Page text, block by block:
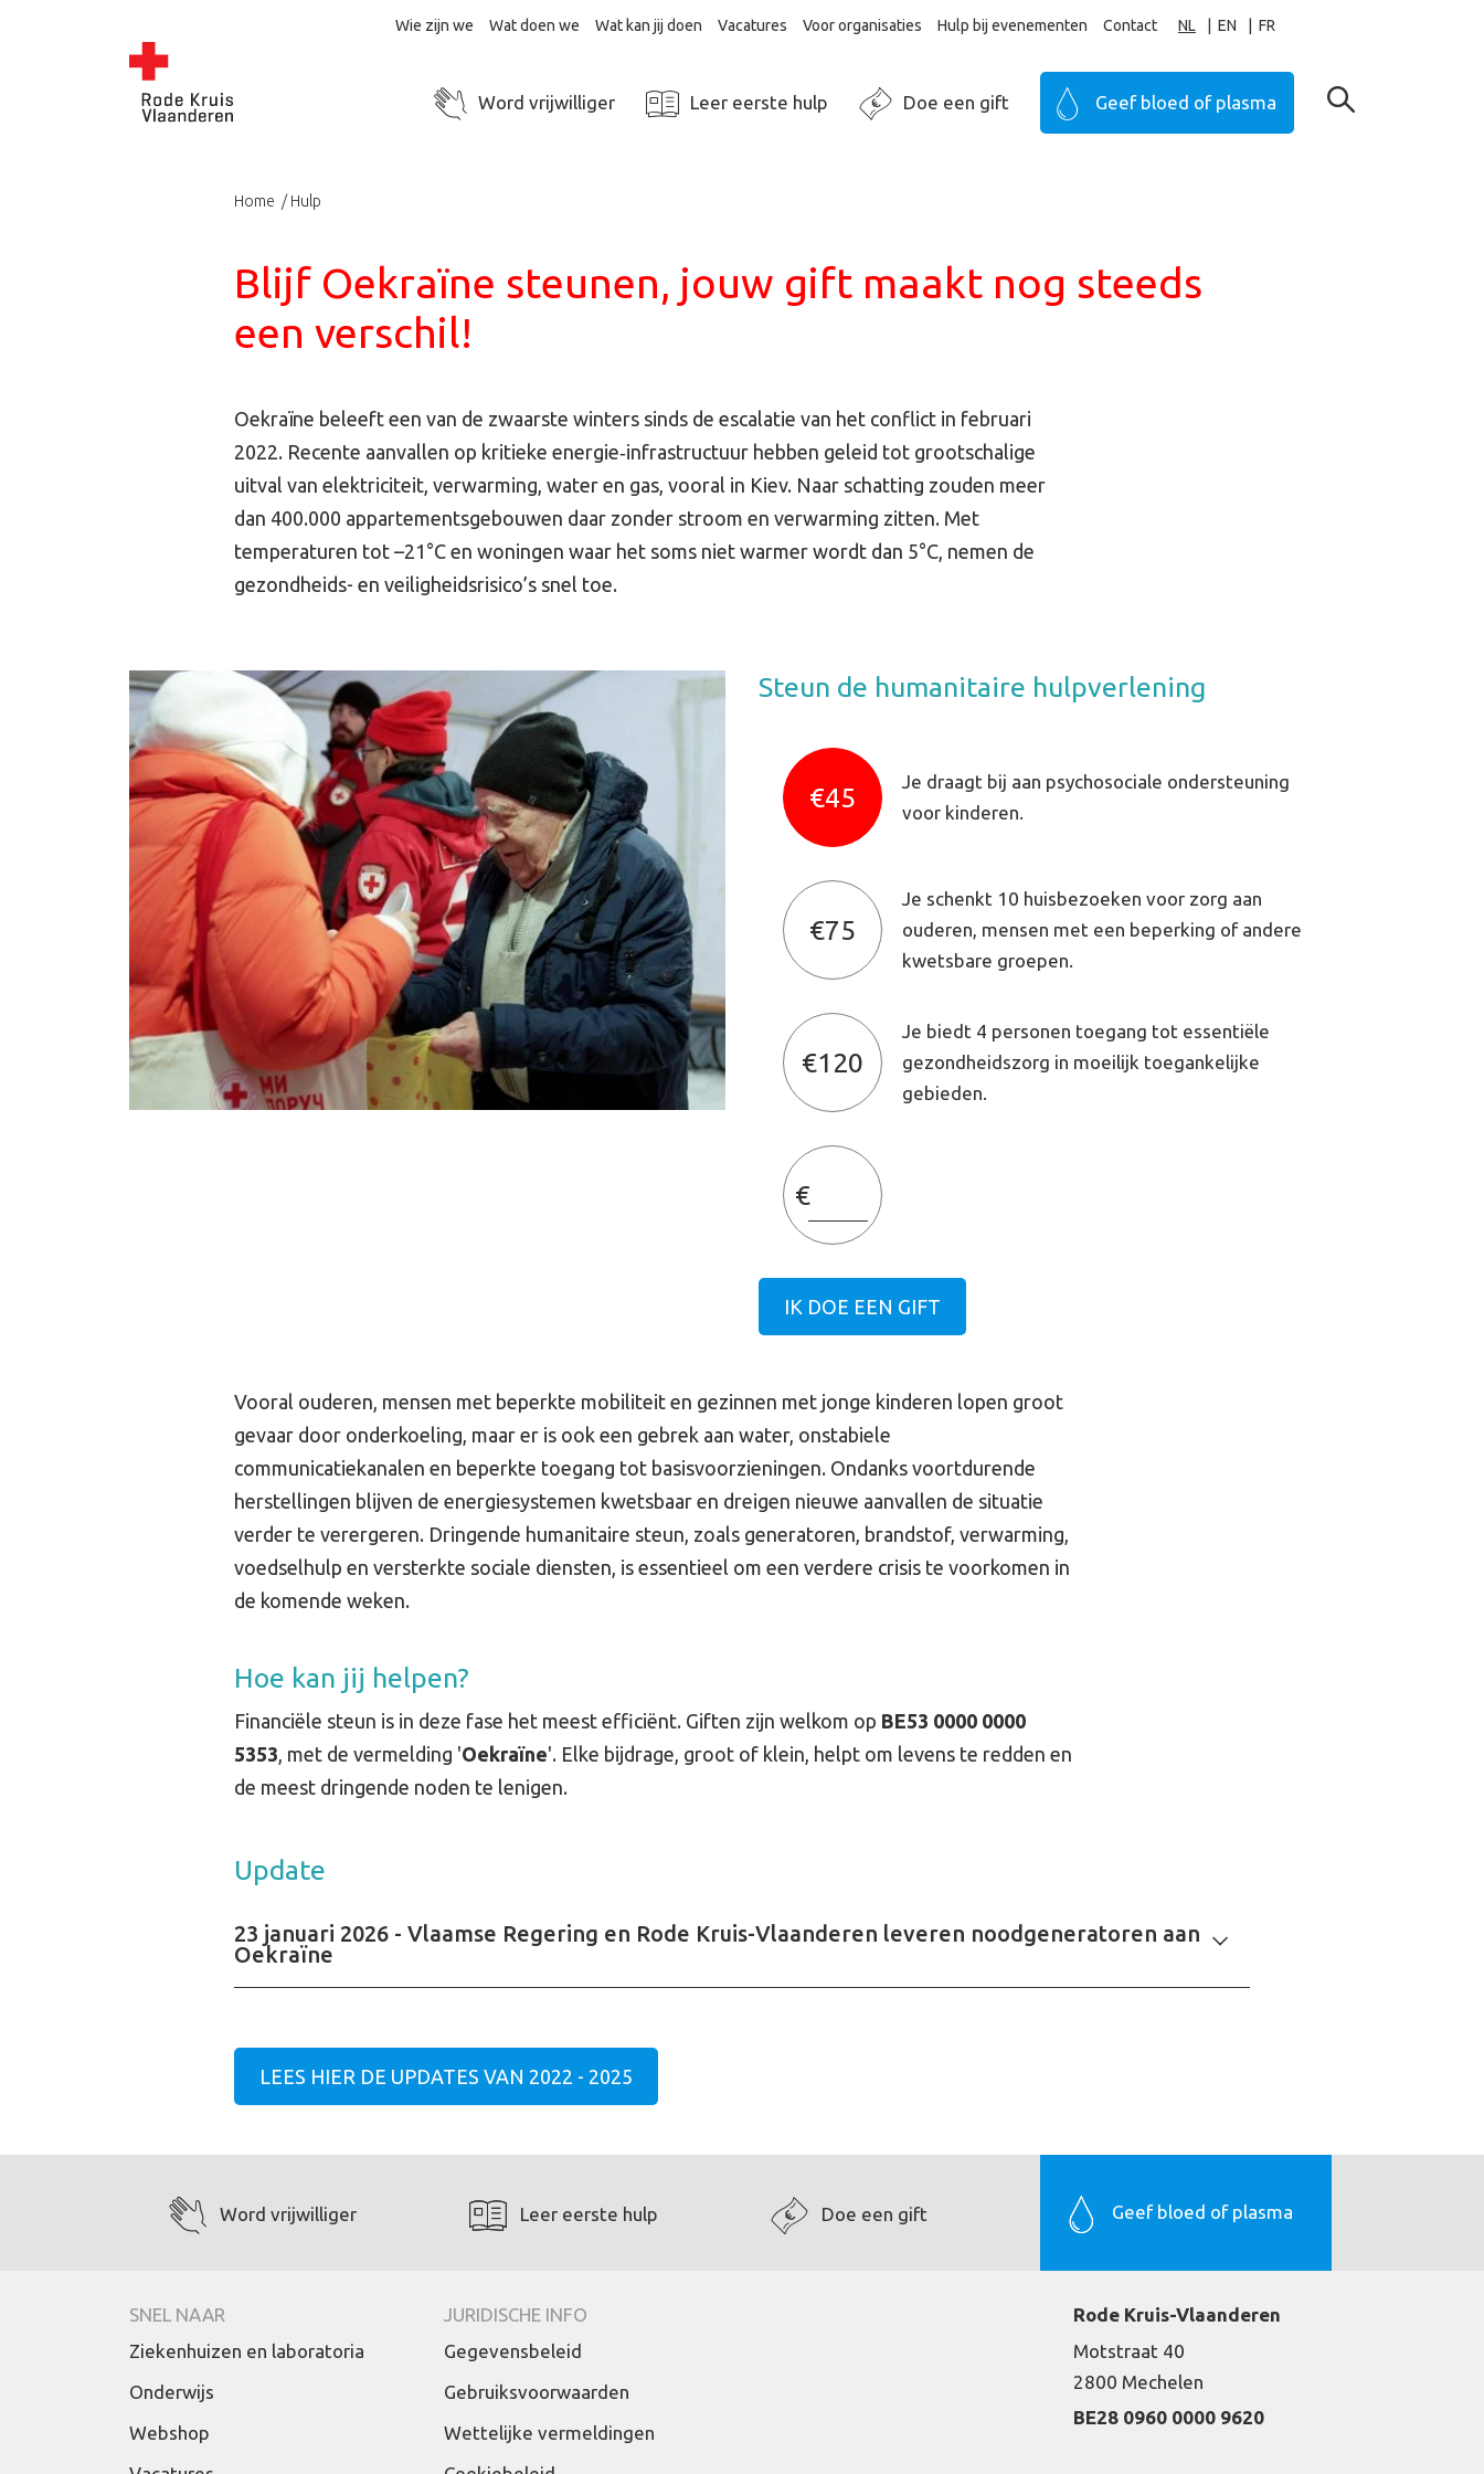
Wie zijn we Wat doen we Wat kan jij doen Vacatures Voor organisaties Hulp bij evenementen Contact NL EN FR
Word vrijwilliger Leer eerste hulp Doe een gift Geef bloed of plasma
Home Hulp
Blijf Oekraïne steunen, jouw gift maakt nog steeds
een verschil!
Oekraïne beleeft een van de zwaarste winters sinds de escalatie van het conflict in februari
2022. Recente aanvallen op kritieke energie‑infrastructuur hebben geleid tot grootschalige
uitval van elektriciteit, verwarming, water en gas, vooral in Kiev. Naar schatting zouden meer
dan 400.000 appartementsgebouwen daar zonder stroom en verwarming zitten. Met
temperaturen tot –21°C en woningen waar het soms niet warmer wordt dan 5°C, nemen de
gezondheids- en veiligheidsrisico’s snel toe.
Steun de humanitaire hulpverlening
€45
Je draagt bij aan psychosociale ondersteuning
voor kinderen.
€75
Je schenkt 10 huisbezoeken voor zorg aan
ouderen, mensen met een beperking of andere
kwetsbare groepen.
€120
Je biedt 4 personen toegang tot essentiële
gezondheidszorg in moeilijk toegankelijke
gebieden.
IK DOE EEN GIFT
Vooral ouderen, mensen met beperkte mobiliteit en gezinnen met jonge kinderen lopen groot
gevaar door onderkoeling, maar er is ook een gebrek aan water, onstabiele
communicatiekanalen en beperkte toegang tot basisvoorzieningen. Ondanks voortdurende
herstellingen blijven de energiesystemen kwetsbaar en dreigen nieuwe aanvallen de situatie
verder te verergeren. Dringende humanitaire steun, zoals generatoren, brandstof, verwarming,
voedselhulp en versterkte sociale diensten, is essentieel om een verdere crisis te voorkomen in
de komende weken.
Hoe kan jij helpen?
Financiële steun is in deze fase het meest efficiënt. Giften zijn welkom op BE53 0000 0000
5353, met de vermelding 'Oekraïne'. Elke bijdrage, groot of klein, helpt om levens te redden en
de meest dringende noden te lenigen.
Update
23 januari 2026 - Vlaamse Regering en Rode Kruis-Vlaanderen leveren noodgeneratoren aan
Oekraïne
LEES HIER DE UPDATES VAN 2022 - 2025
Word vrijwilliger Leer eerste hulp Doe een gift Geef bloed of plasma
SNEL NAAR
Ziekenhuizen en laboratoria
Onderwijs
Webshop
JURIDISCHE INFO
Gegevensbeleid
Gebruiksvoorwaarden
Wettelijke vermeldingen
Rode Kruis-Vlaanderen
Motstraat 40
2800 Mechelen
BE28 0960 0000 9620